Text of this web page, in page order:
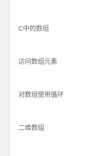
C中的数组
访问数组元素
对数组使用循环
二维数组